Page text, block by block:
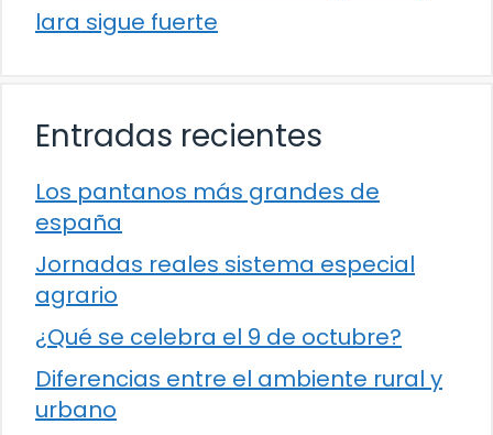
lara sigue fuerte
Entradas recientes
Los pantanos más grandes de
españa
Jornadas reales sistema especial
agrario
¿Qué se celebra el 9 de octubre?
Diferencias entre el ambiente rural y
urbano